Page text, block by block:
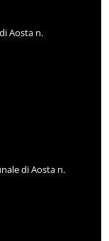
Aosta n.
di Aosta n.